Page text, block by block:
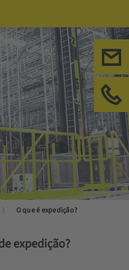
O que é expedição?
expedição?